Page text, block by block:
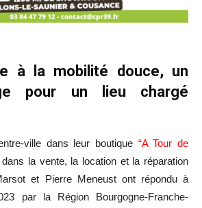
à la mobilité douce, un
pour un lieu chargé
ville dans leur boutique “A Tour de
dans la vente, la location et la réparation
et Pierre Meneust ont répondu à
par la Région Bourgogne-Franche-